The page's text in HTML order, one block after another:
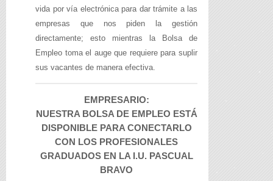
vida por vía electrónica para dar trámite a las
empresas que nos piden la gestión
directamente; esto mientras la Bolsa de
Empleo toma el auge que requiere para suplir
sus vacantes de manera efectiva.
EMPRESARIO:
NUESTRA BOLSA DE EMPLEO ESTÁ
DISPONIBLE PARA CONECTARLO
CON LOS PROFESIONALES
GRADUADOS EN LA I.U. PASCUAL
BRAVO